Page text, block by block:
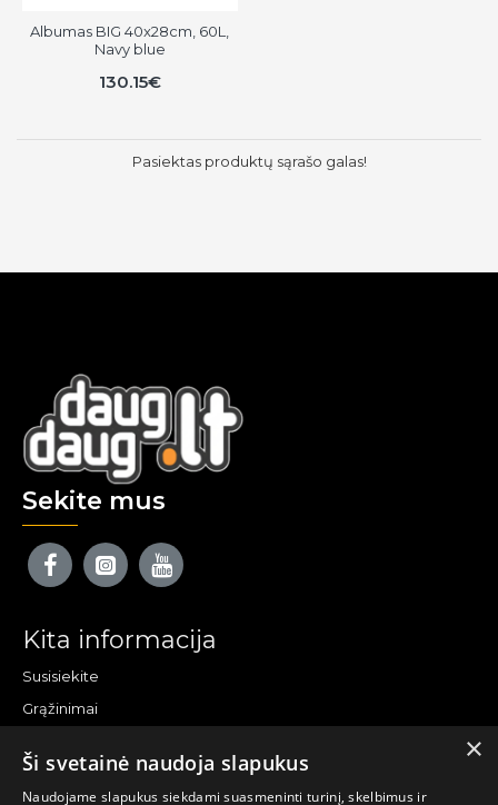
Albumas BIG 40x28cm, 60L,
Navy blue
130.15€
Pasiektas produktų sąrašo galas!
Sekite mus
Kita informacija
Susisiekite
Grąžinimai
Pirkėjo paskyra
×
Ši svetainė naudoja slapukus
Naudojame slapukus siekdami suasmeninti turinį, skelbimus ir